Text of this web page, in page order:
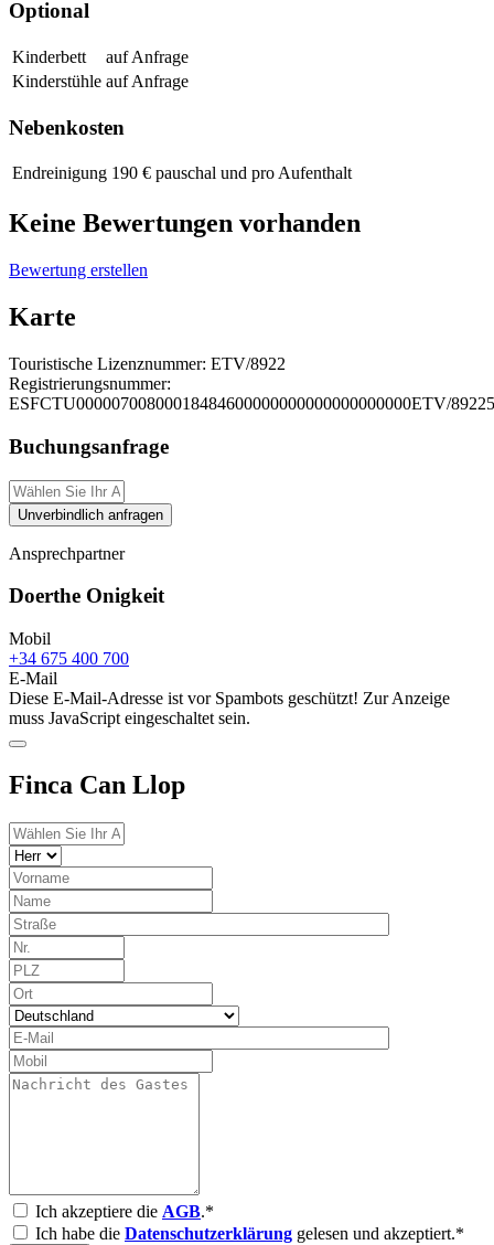
Optional
Kinderbett
auf Anfrage
Kinderstühle auf Anfrage
Nebenkosten
Endreinigung 190 € pauschal und pro Aufenthalt
Keine Bewertungen vorhanden
Bewertung erstellen
Karte
Touristische Lizenznummer: ETV/8922
Registrierungsnummer:
ESFCTU00000700800018484600000000000000000000ETV/89225
Buchungsanfrage
Unverbindlich anfragen
Ansprechpartner
Doerthe Onigkeit
Mobil
+34 675 400 700
E-Mail
Diese E-Mail-Adresse ist vor Spambots geschützt! Zur Anzeige
muss JavaScript eingeschaltet sein.
Finca Can Llop
Ich akzeptiere die AGB.*
Ich habe die Datenschutzerklärung gelesen und akzeptiert.*